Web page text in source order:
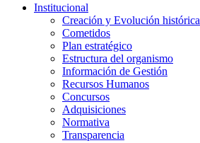
Institucional
Creación y Evolución histórica
Cometidos
Plan estratégico
Estructura del organismo
Información de Gestión
Recursos Humanos
Concursos
Adquisiciones
Normativa
Transparencia